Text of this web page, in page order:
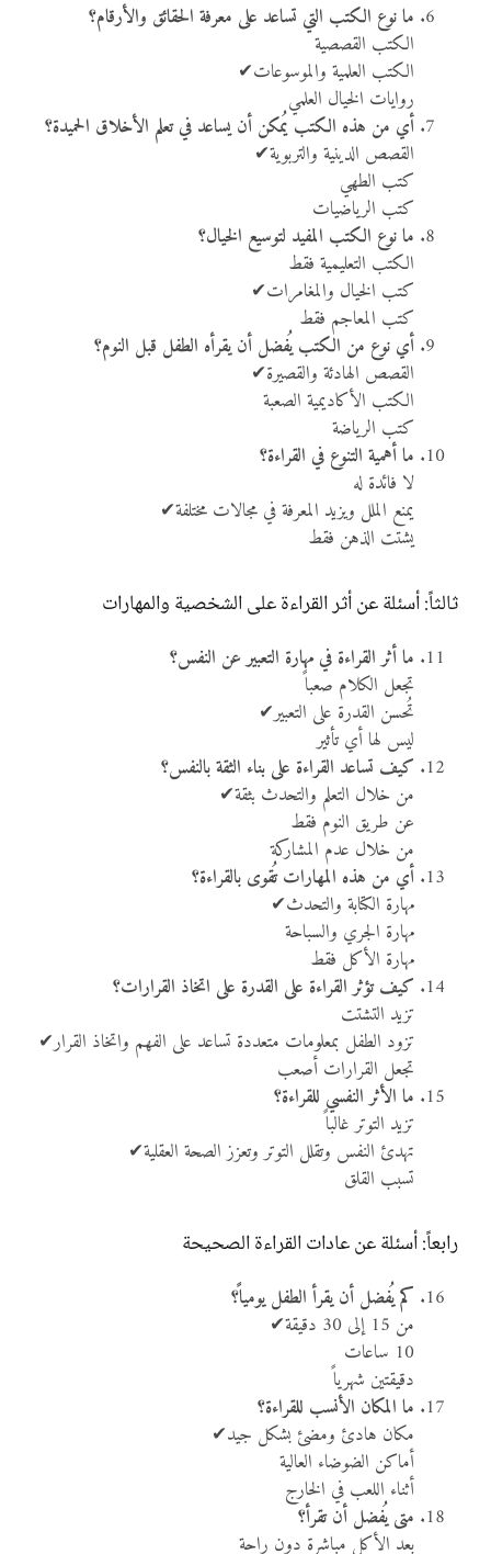
ما نوع الكتب التي تساعد على معرفة الحقائق والأرقام؟
الكتب القصصية
الكتب العلمية والموسوعات✔
روايات الخيال العلمي
أي من هذه الكتب يُمكن أن يساعد في تعلم الأخلاق الحميدة؟
القصص الدينية والتربوية✔
كتب الطهي
كتب الرياضيات
ما نوع الكتب المفيد لتوسيع الخيال؟
الكتب التعليمية فقط
كتب الخيال والمغامرات✔
كتب المعاجم فقط
أي نوع من الكتب يُفضل أن يقرأه الطفل قبل النوم؟
القصص الهادئة والقصيرة✔
الكتب الأكاديمية الصعبة
كتب الرياضة
ما أهمية التنوع في القراءة؟
لا فائدة له
يمنع الملل ويزيد المعرفة في مجالات مختلفة✔
يشتت الذهن فقط
ثالثاً: أسئلة عن أثر القراءة على الشخصية والمهارات
ما أثر القراءة في مهارة التعبير عن النفس؟
تجعل الكلام صعباً
تُحسن القدرة على التعبير✔
ليس لها أي تأثير
كيف تساعد القراءة على بناء الثقة بالنفس؟
من خلال التعلم والتحدث بثقة✔
عن طريق النوم فقط
من خلال عدم المشاركة
أي من هذه المهارات تُقوى بالقراءة؟
مهارة الكتابة والتحدث✔
مهارة الجري والسباحة
مهارة الأكل فقط
كيف تؤثر القراءة على القدرة على اتخاذ القرارات؟
تزيد التشتت
تزود الطفل بمعلومات متعددة تساعد على الفهم واتخاذ القرار✔
تجعل القرارات أصعب
ما الأثر النفسي للقراءة؟
تزيد التوتر غالباً
تهدئ النفس وتقلل التوتر وتعزز الصحة العقلية✔
تسبب القلق
رابعاً: أسئلة عن عادات القراءة الصحيحة
كم يُفضل أن يقرأ الطفل يومياً؟
من 15 إلى 30 دقيقة✔
10 ساعات
دقيقتين شهرياً
ما المكان الأنسب للقراءة؟
مكان هادئ ومضئ بشكل جيد✔
أماكن الضوضاء العالية
أثناء اللعب في الخارج
متى يُفضل أن تقرأ؟
بعد الأكل مباشرة دون راحة